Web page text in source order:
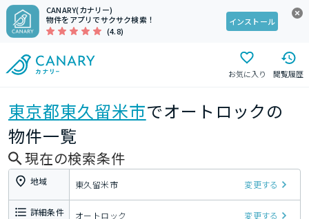
CANARY(カナリー)
物件をアプリでサクサク検索！
(4.8)
インストール
お気に入り 閲覧履歴
東京都東久留米市でオートロックの
物件一覧
現在の検索条件
地域 東久留米市 変更する
詳細条件 オートロック 変更する